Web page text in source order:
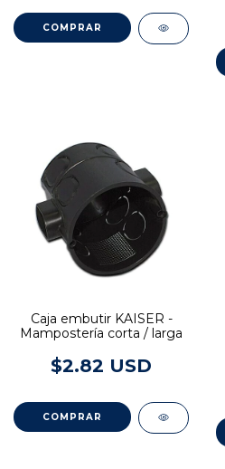
Caja embutir KAISER -
Mampostería corta / larga
$2.82 USD
COMPRAR